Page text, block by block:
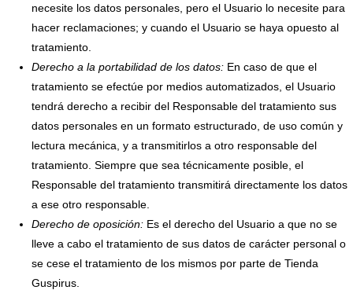
necesite los datos personales, pero el Usuario lo necesite para
hacer reclamaciones; y cuando el Usuario se haya opuesto al
tratamiento.
Derecho a la portabilidad de los datos: En caso de que el
tratamiento se efectúe por medios automatizados, el Usuario
tendrá derecho a recibir del Responsable del tratamiento sus
datos personales en un formato estructurado, de uso común y
lectura mecánica, y a transmitirlos a otro responsable del
tratamiento. Siempre que sea técnicamente posible, el
Responsable del tratamiento transmitirá directamente los datos
a ese otro responsable.
Derecho de oposición: Es el derecho del Usuario a que no se
lleve a cabo el tratamiento de sus datos de carácter personal o
se cese el tratamiento de los mismos por parte de Tienda
Guspirus.